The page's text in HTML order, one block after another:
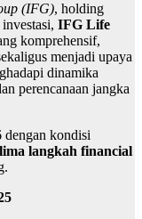
(IFG), holding
IFG Life
komprehensif,
menjadi upaya
dinamika
perencanaan jangka
dengan kondisi
lima langkah financial